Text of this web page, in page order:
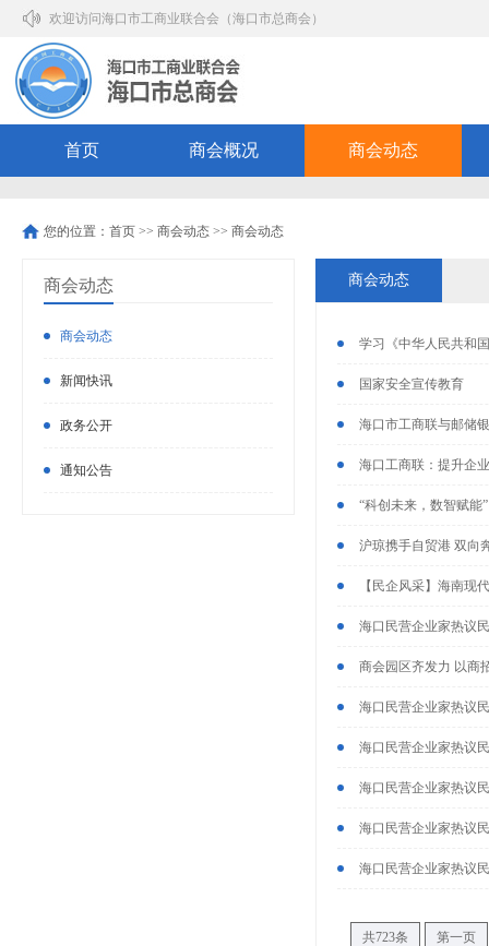
欢迎访问海口市工商业联合会（海口市总商会）
首页 商会概况 商会动态
您的位置： 首页 >> 商会动态 >> 商会动态
商会动态
商会动态
新闻快讯
政务公开
通知公告
商会动态
学习《中华人民共和
国家安全宣传教育
海口市工商联与邮储
海口工商联：提升企
“科创未来，数智赋能
沪琼携手自贸港 双向
【民企风采】海南现
海口民营企业家热议
商会园区齐发力 以商
海口民营企业家热议
海口民营企业家热议
海口民营企业家热议
海口民营企业家热议
海口民营企业家热议
共723条 第一页